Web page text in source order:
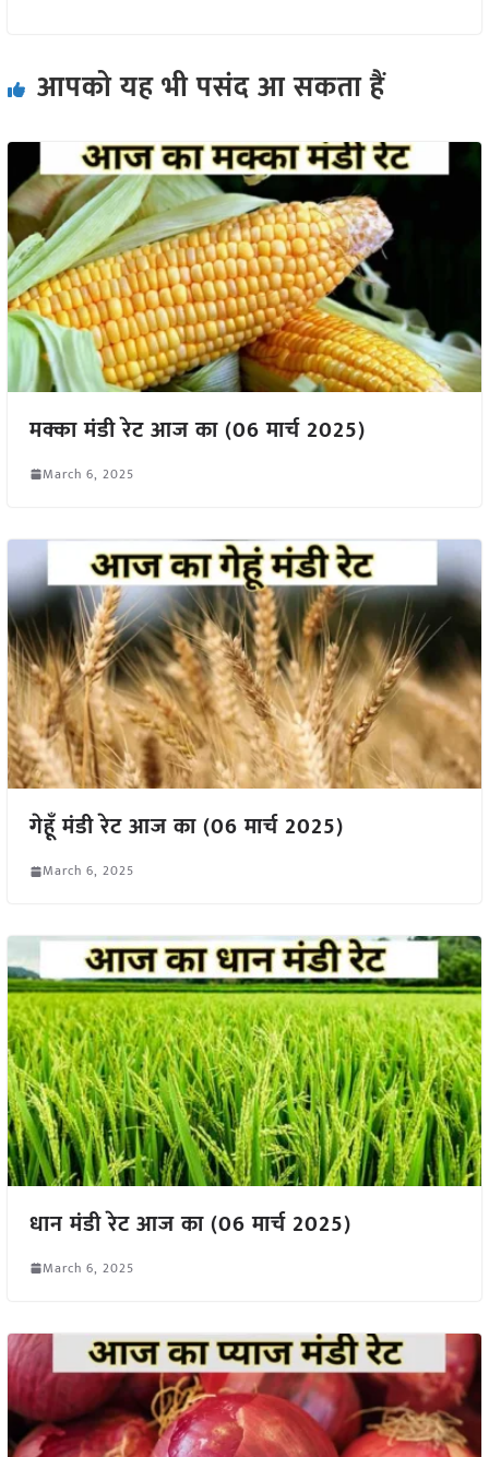
आपको यह भी पसंद आ सकता हैं
मक्का मंडी रेट आज का (06 मार्च 2025)
March 6, 2025
गेहूँ मंडी रेट आज का (06 मार्च 2025)
March 6, 2025
धान मंडी रेट आज का (06 मार्च 2025)
March 6, 2025